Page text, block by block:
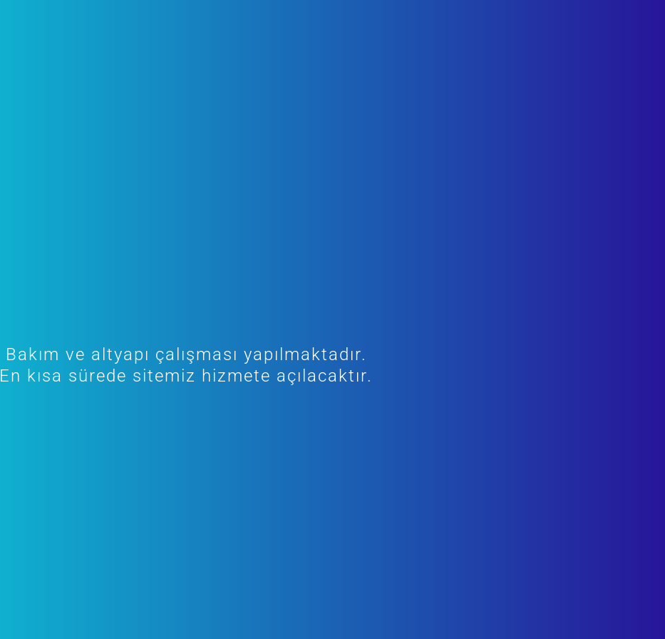
Bakım ve altyapı çalışması yapılmaktadır.
En kısa sürede sitemiz hizmete açılacaktır.